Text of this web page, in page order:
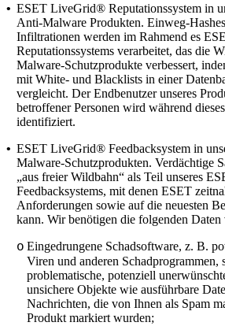
• ESET LiveGrid® Reputationssystem in
Anti-Malware Produkten. Einweg-
Infiltrationen werden im Rahmend es
Reputationssystems verarbeitet, das die
Malware-Schutzprodukte verbessert,
mit White- und Blacklists in einer
vergleicht. Der Endbenutzer unseres
betroffener Personen wird während
identifiziert.
• ESET LiveGrid® Feedbacksystem in
Malware-Schutzprodukten. Verdächtige
„aus freier Wildbahn“ als Teil unseres
Feedbacksystems, mit denen ESET
Anforderungen sowie auf die neuesten
kann. Wir benötigen die folgenden Daten
o Eingedrungene Schadsoftware, z. B.
Viren und anderen Schadprogrammen,
problematische, potenziell
unsichere Objekte wie ausführbare
Nachrichten, die von Ihnen als Spam
Produkt markiert wurden;